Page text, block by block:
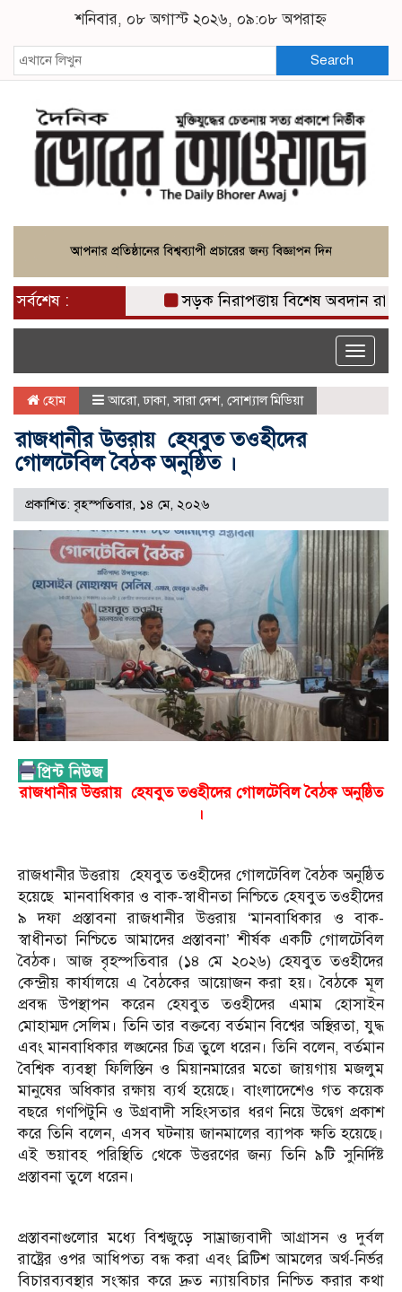
শনিবার, ০৮ অগাস্ট ২০২৬, ০৯:০৮ অপরাহ্ন
Search
সর্বশেষ : সড়ক নিরাপত্তায় বিশেষ অবদান রাখায়
Toggle
হোম আরো,ঢাকা,সারা দেশ, সোশ্যাল মিডিয়া
রাজধানীর উত্তরায় হেযবুত তওহীদের
গোলটেবিল বৈঠক অনুষ্ঠিত ।
প্রকাশিত: বৃহস্পতিবার, ১৪ মে, ২০২৬
রাজধানীর উত্তরায় হেযবুত তওহীদের গোলটেবিল বৈঠক অনুষ্ঠিত
।
রাজধানীর উত্তরায় হেযবুত তওহীদের গোলটেবিল বৈঠক অনুষ্ঠিত
হয়েছে মানবাধিকার ও বাক-স্বাধীনতা নিশ্চিতে হেযবুত তওহীদের
৯ দফা প্রস্তাবনা রাজধানীর উত্তরায় ‘মানবাধিকার ও বাক-
স্বাধীনতা নিশ্চিতে আমাদের প্রস্তাবনা’ শীর্ষক একটি গোলটেবিল
বৈঠক। আজ বৃহস্পতিবার (১৪ মে ২০২৬) হেযবুত তওহীদের
কেন্দ্রীয় কার্যালয়ে এ বৈঠকের আয়োজন করা হয়। বৈঠকে মূল
প্রবন্ধ উপস্থাপন করেন হেযবুত তওহীদের এমাম হোসাইন
মোহাম্মদ সেলিম। তিনি তার বক্তব্যে বর্তমান বিশ্বের অস্থিরতা, যুদ্ধ
এবং মানবাধিকার লঙ্ঘনের চিত্র তুলে ধরেন। তিনি বলেন, বর্তমান
বৈশ্বিক ব্যবস্থা ফিলিস্তিন ও মিয়ানমারের মতো জায়গায় মজলুম
মানুষের অধিকার রক্ষায় ব্যর্থ হয়েছে। বাংলাদেশেও গত কয়েক
বছরে গণপিটুনি ও উগ্রবাদী সহিংসতার ধরণ নিয়ে উদ্বেগ প্রকাশ
করে তিনি বলেন, এসব ঘটনায় জানমালের ব্যাপক ক্ষতি হয়েছে।
এই ভয়াবহ পরিস্থিতি থেকে উত্তরণের জন্য তিনি ৯টি সুনির্দিষ্ট
প্রস্তাবনা তুলে ধরেন।
প্রস্তাবনাগুলোর মধ্যে বিশ্বজুড়ে সাম্রাজ্যবাদী আগ্রাসন ও দুর্বল
রাষ্ট্রের ওপর আধিপত্য বন্ধ করা এবং ব্রিটিশ আমলের অর্থ-নির্ভর
বিচারব্যবস্থার সংস্কার করে দ্রুত ন্যায়বিচার নিশ্চিত করার কথা